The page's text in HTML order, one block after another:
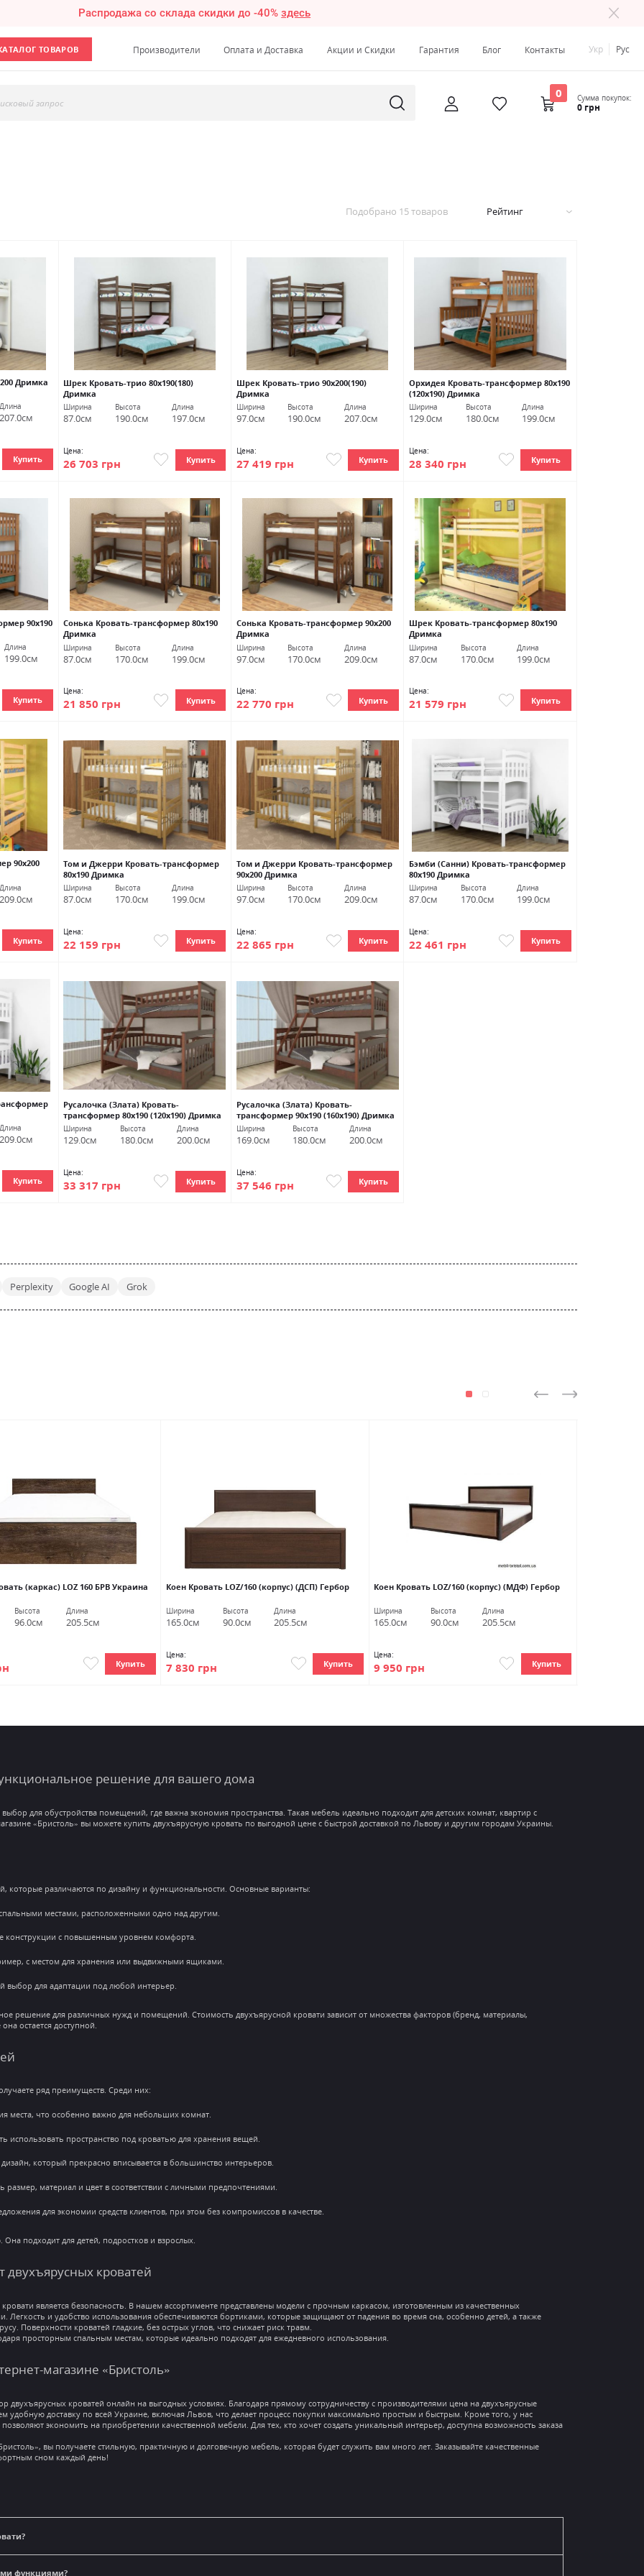
Распродажа со склада скидки до -40%здесь
ТОВАРОВ Производители Оплата и Доставка Акции и Скидки Гарантия Блог Контакты Укр Рус
запрос
0 Сумма покупок:
0 грн
Подобрано 15товаров Рейтинг
Дримка
Длина
207.0см
Купить
Шрек Кровать-трио 80х190(180)
Дримка
Ширина
87.0см
Высота
190.0см
Длина
197.0см
Цена:
26 703 грн Купить
Шрек Кровать-трио 90х200(190)
Дримка
Ширина
97.0см
Высота
190.0см
Длина
207.0см
Цена:
27 419 грн Купить
Орхидея Кровать-трансформер 80х190
(120х190) Дримка
Ширина
129.0см
Высота
180.0см
Длина
199.0см
Цена:
28 340 грн Купить
90х190
Длина
199.0см
Купить
Сонька Кровать-трансформер 80х190
Дримка
Ширина
87.0см
Высота
170.0см
Длина
199.0см
Цена:
21 850 грн Купить
Сонька Кровать-трансформер 90х200
Дримка
Ширина
97.0см
Высота
170.0см
Длина
209.0см
Цена:
22 770 грн Купить
Шрек Кровать-трансформер 80х190
Дримка
Ширина
87.0см
Высота
170.0см
Длина
199.0см
Цена:
21 579 грн Купить
90х200
Длина
209.0см
Купить
Том и Джерри Кровать-трансформер
80х190 Дримка
Ширина
87.0см
Высота
170.0см
Длина
199.0см
Цена:
22 159 грн Купить
Том и Джерри Кровать-трансформер
90х200 Дримка
Ширина
97.0см
Высота
170.0см
Длина
209.0см
Цена:
22 865 грн Купить
Бэмби (Санни) Кровать-трансформер
80х190 Дримка
Ширина
87.0см
Высота
170.0см
Длина
199.0см
Цена:
22 461 грн Купить
Длина
209.0см
Купить
Русалочка (Злата) Кровать-
трансформер 80х190 (120х190) Дримка
Ширина
129.0см
Высота
180.0см
Длина
200.0см
Цена:
33 317 грн Купить
Русалочка (Злата) Кровать-
трансформер 90х190 (160х190) Дримка
Ширина
169.0см
Высота
180.0см
Длина
200.0см
Цена:
37 546 грн Купить
Perplexity Google AI Grok
(каркас) LOZ 160 БРВ Украина
Высота
96.0см
Длина
205.5см
Купить
Коен Кровать LOZ/160 (корпус) (ДСП) Гербор
Ширина
165.0см
Высота
90.0см
Длина
205.5см
Цена:
7 830 грн Купить
Коен Кровать LOZ/160 (корпус) (МДФ) Гербор
Ширина
165.0см
Высота
90.0см
Длина
205.5см
Цена:
9 950 грн Купить
решение для вашего дома
для обустройства помещений, где важна экономия пространства. Такая мебель идеально подходит для детских комнат, квартир с
«Бристоль» вы можете купить двухъярусную кровать по выгодной цене с быстрой доставкой по Львову и другим городам Украины.
которые различаются по дизайну и функциональности. Основные варианты:
местами, расположенными одно над другим.
с повышенным уровнем комфорта.
с местом для хранения или выдвижными ящиками.
для адаптации под любой интерьер.
решение для различных нужд и помещений. Стоимость двухъярусной кровати зависит от множества факторов (бренд, материалы,
остается доступной.
ряд преимуществ. Среди них:
места, что особенно важно для небольших комнат.
использовать пространство под кроватью для хранения вещей.
который прекрасно вписывается в большинство интерьеров.
размер, материал и цвет в соответствии с личными предпочтениями.
для экономии средств клиентов, при этом без компромиссов в качестве.
подходит для детей, подростков и взрослых.
двухъярусных кроватей
является безопасность. В нашем ассортименте представлены модели с прочным каркасом, изготовленным из качественных
Легкость и удобство использования обеспечиваются бортиками, которые защищают от падения во время сна, особенно детей, а также
Поверхности кроватей гладкие, без острых углов, что снижает риск травм.
просторным спальным местам, которые идеально подходят для ежедневного использования.
магазине «Бристоль»
двухъярусных кроватей онлайн на выгодных условиях. Благодаря прямому сотрудничеству с производителями цена на двухъярусные
удобную доставку по всей Украине, включая Львов, что делает процесс покупки максимально простым и быстрым. Кроме того, у нас
экономить на приобретении качественной мебели. Для тех, кто хочет создать уникальный интерьер, доступна возможность заказа
вы получаете стильную, практичную и долговечную мебель, которая будет служить вам много лет. Заказывайте качественные
сном каждый день!
функциями?